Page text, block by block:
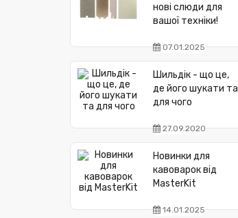
нові слюди для
вашої техніки!
07.01.2025
Шильдік - що це,
де його шукати та
для чого
27.09.2020
Новинки для
кавоварок від
MasterKit
14.01.2025